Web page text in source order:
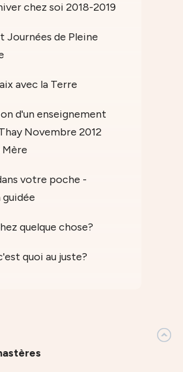
chez soi 2018-2019
Journées de Pleine
avec la Terre
d'un enseignement
Novembre 2012
Mère
votre poche -
quelque chose?
quoi au juste?